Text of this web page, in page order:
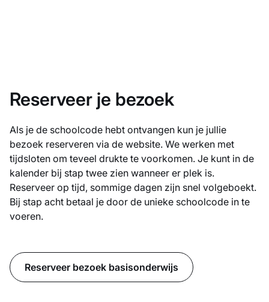
Reserveer je bezoek
Als je de schoolcode hebt ontvangen kun je jullie
bezoek reserveren via de website. We werken met
tijdsloten om teveel drukte te voorkomen. Je kunt in de
kalender bij stap twee zien wanneer er plek is.
Reserveer op tijd, sommige dagen zijn snel volgeboekt.
Bij stap acht betaal je door de unieke schoolcode in te
voeren.
Reserveer bezoek basisonderwijs